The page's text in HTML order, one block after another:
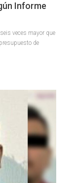
Informe
veces mayor que
de